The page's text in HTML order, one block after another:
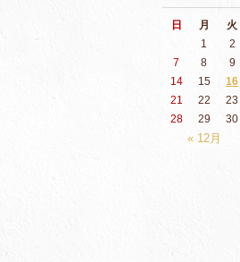
日 月 火
« 12月
1 2
7
8 9
14
15 16
21
22 23
28
29 30